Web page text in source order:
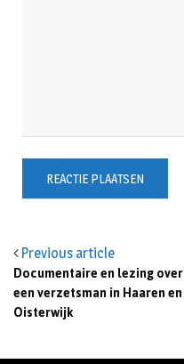
Previous article
Documentaire en lezing over
een verzetsman in Haaren en
Oisterwijk